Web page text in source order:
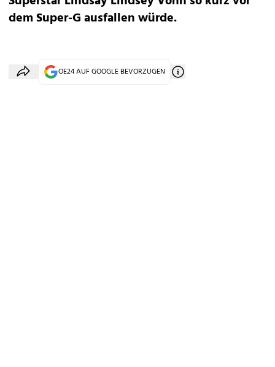
dem Super-G ausfallen würde.
OE24 AUF GOOGLE BEVORZUGEN